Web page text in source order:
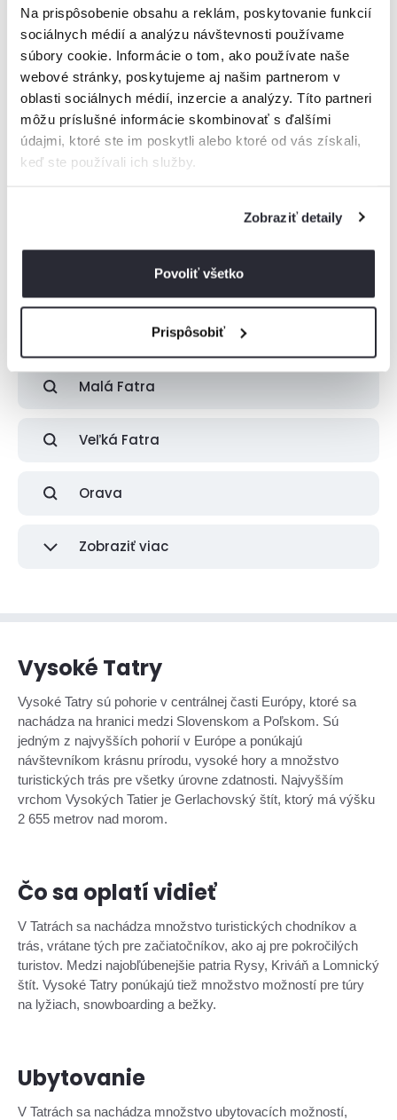
Na prispôsobenie obsahu a reklám, poskytovanie funkcií
sociálnych médií a analýzu návštevnosti používame
súbory cookie. Informácie o tom, ako používate naše
webové stránky, poskytujeme aj našim partnerom v
oblasti sociálnych médií, inzercie a analýzy. Títo partneri
môžu príslušné informácie skombinovať s ďalšími
údajmi, ktoré ste im poskytli alebo ktoré od vás získali,
keď ste používali ich služby.
Zobraziť detaily
Povoliť všetko
Prispôsobiť
Boli zobrazené všetky ubytovania z tejto
lokality
Ak ste nenašli vhodné ubytovanie pre vás, skúste pohľadať v
Vysoké Tatry
Nízke Tatry
Malá Fatra
Veľká Fatra
Orava
Zobraziť viac
Vysoké Tatry
Vysoké Tatry sú pohorie v centrálnej časti Európy, ktoré sa
nachádza na hranici medzi Slovenskom a Poľskom. Sú
jedným z najvyšších pohorií v Európe a ponúkajú
návštevníkom krásnu prírodu, vysoké hory a množstvo
turistických trás pre všetky úrovne zdatnosti. Najvyšším
vrchom Vysokých Tatier je Gerlachovský štít, ktorý má výšku
2 655 metrov nad morom.
Čo sa oplatí vidieť
V Tatrách sa nachádza množstvo turistických chodníkov a
trás, vrátane tých pre začiatočníkov, ako aj pre pokročilých
turistov. Medzi najobľúbenejšie patria Rysy, Kriváň a Lomnický
štít. Vysoké Tatry ponúkajú tiež množstvo možností pre túry
na lyžiach, snowboarding a bežky.
Ubytovanie
V Tatrách sa nachádza množstvo ubytovacích možností,